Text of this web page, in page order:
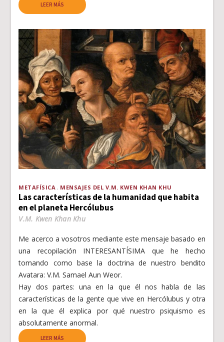
LEER MÁS
METAFÍSICA MENSAJES DEL V.M. KWEN KHAN KHU
Las características de la humanidad que habita
en el planeta Hercólubus
V.M. Kwen Khan Khu
Me acerco a vosotros mediante este mensaje basado en
una recopilación INTERESANTÍSIMA que he hecho
tomando como base la doctrina de nuestro bendito
Avatara: V.M. Samael Aun Weor.
Hay dos partes: una en la que él nos habla de las
características de la gente que vive en Hercólubus y otra
en la que él explica por qué nuestro psiquismo es
absolutamente anormal.
LEER MÁS